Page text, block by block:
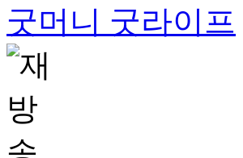
굿머니 굿라이프